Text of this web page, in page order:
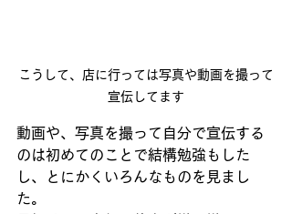
こうして、店に行っては写真や動画を撮って
宣伝してます
動画や、写真を撮って自分で宣伝する
のは初めてのことで結構勉強もした
し、とにかくいろんなものを見まし
た。